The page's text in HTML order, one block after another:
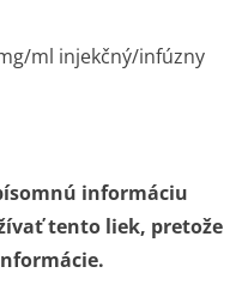
ml injekčný/infúzny
informáciu
tento liek, pretože